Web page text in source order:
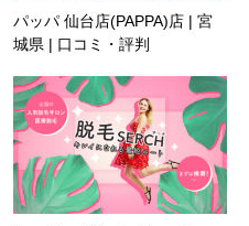
パッパ 仙台店(PAPPA)店 | 宮
城県 | 口コミ・評判